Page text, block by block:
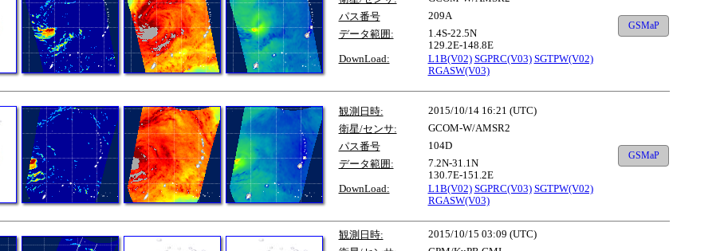
パス番号
209A
データ範囲:
1.4S-22.5N
129.2E-148.8E
DownLoad:
L1B(V02) SGPRC(V03) SGTPW(V02)
RGASW(V03)
GSMaP
観測日時:
2015/10/14 16:21 (UTC)
衛星/センサ:
GCOM-W/AMSR2
パス番号
104D
データ範囲:
7.2N-31.1N
130.7E-151.2E
DownLoad:
L1B(V02) SGPRC(V03) SGTPW(V02)
RGASW(V03)
GSMaP
観測日時:
2015/10/15 03:09 (UTC)